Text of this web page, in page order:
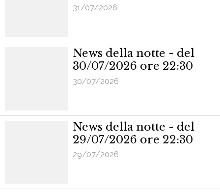
31/07/2026
News della notte - del
30/07/2026 ore 22:30
30/07/2026
News della notte - del
29/07/2026 ore 22:30
29/07/2026